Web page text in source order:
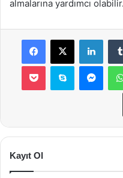
almalarına yardımcı olabilir.
Facebook
X
Pocket Skype
Kayıt Ol